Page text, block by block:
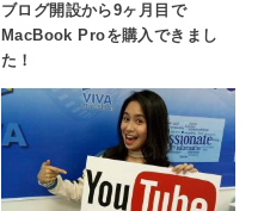
ブログ開設から9ヶ月目で
MacBook Proを購入できまし
た！